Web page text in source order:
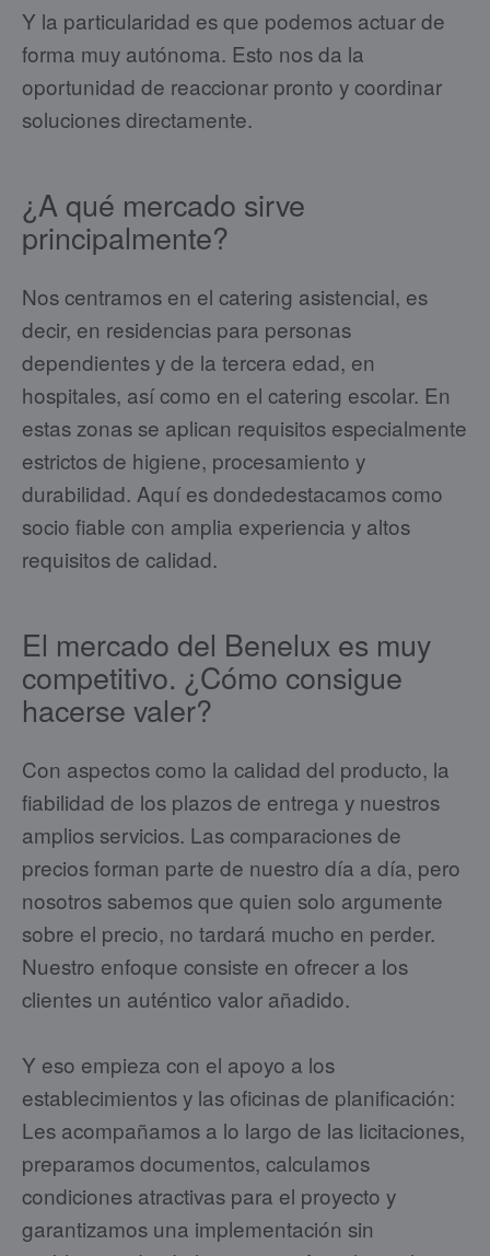
Y la particularidad es que podemos actuar de
forma muy autónoma. Esto nos da la
oportunidad de reaccionar pronto y coordinar
soluciones directamente.
¿A qué mercado sirve
principalmente?
Nos centramos en el catering asistencial, es
decir, en residencias para personas
dependientes y de la tercera edad, en
hospitales, así como en el catering escolar. En
estas zonas se aplican requisitos especialmente
estrictos de higiene, procesamiento y
durabilidad. Aquí es dondedestacamos como
socio fiable con amplia experiencia y altos
requisitos de calidad.
El mercado del Benelux es muy
competitivo. ¿Cómo consigue
hacerse valer?
Con aspectos como la calidad del producto, la
fiabilidad de los plazos de entrega y nuestros
amplios servicios. Las comparaciones de
precios forman parte de nuestro día a día, pero
nosotros sabemos que quien solo argumente
sobre el precio, no tardará mucho en perder.
Nuestro enfoque consiste en ofrecer a los
clientes un auténtico valor añadido.
Y eso empieza con el apoyo a los
establecimientos y las oficinas de planificación:
Les acompañamos a lo largo de las licitaciones,
preparamos documentos, calculamos
condiciones atractivas para el proyecto y
garantizamos una implementación sin